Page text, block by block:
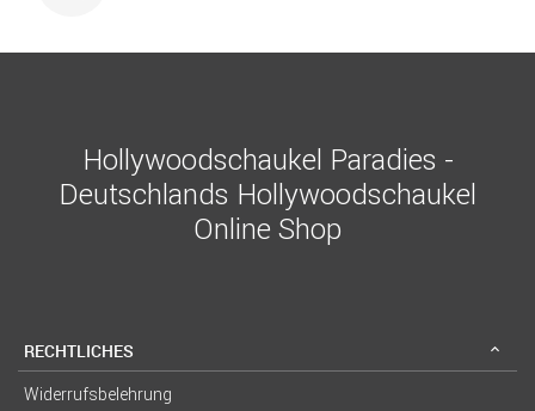
Hollywoodschaukel Paradies -
Deutschlands Hollywoodschaukel
Online Shop
RECHTLICHES
Widerrufsbelehrung